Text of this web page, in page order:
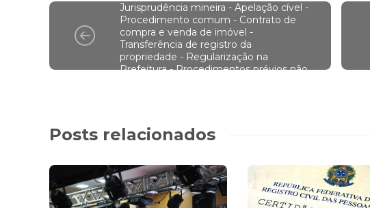
Jurisprudência mineira - Apelação cível -
Procedimento comum - Contrato de
compra e venda de imóvel -
Transferência de registro da
propriedade - Regularização na
Prefeitura - Procedimentos prévios não
Posts relacionados